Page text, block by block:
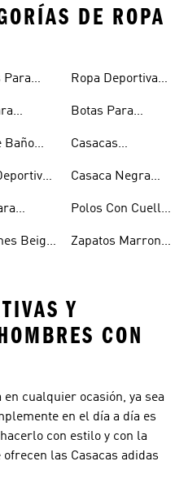
DE ROPA
Para
Baño
Beige
Ropa Deportiva
Botas Para
Casacas
Hombre
Casaca Negra
Polos Con Cuello
Zapatos Marron
Y
CON
cualquier ocasión, ya sea
en el día a día es
con estilo y con la
las Casacas adidas